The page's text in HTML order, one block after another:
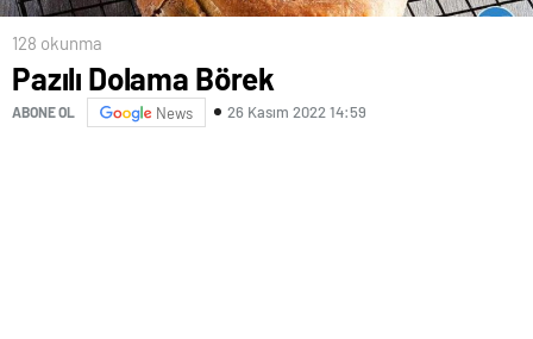
128 okunma
Pazılı Dolama Börek
ABONE OL News 26 Kasım 2022 14:59